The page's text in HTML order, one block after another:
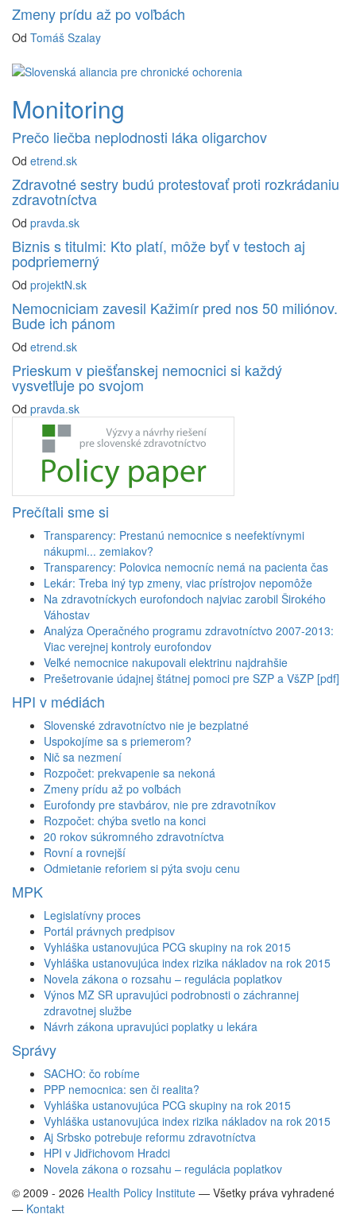
Zmeny prídu až po voľbách
Od Tomáš Szalay
Monitoring
Prečo liečba neplodnosti láka oligarchov
Od etrend.sk
Zdravotné sestry budú protestovať proti rozkrádaniu
zdravotníctva
Od pravda.sk
Biznis s titulmi: Kto platí, môže byť v testoch aj
podpriemerný
Od projektN.sk
Nemocniciam zavesil Kažimír pred nos 50 miliónov.
Bude ich pánom
Od etrend.sk
Prieskum v piešťanskej nemocnici si každý
vysvetľuje po svojom
Od pravda.sk
Prečítali sme si
Transparency: Prestanú nemocnice s neefektívnymi
nákupmi... zemiakov?
Transparency: Polovica nemocníc nemá na pacienta čas
Lekár: Treba iný typ zmeny, viac prístrojov nepomôže
Na zdravotníckych eurofondoch najviac zarobil Širokého
Váhostav
Analýza Operačného programu zdravotníctvo 2007-2013:
Viac verejnej kontroly eurofondov
Veľké nemocnice nakupovali elektrinu najdrahšie
Prešetrovanie údajnej štátnej pomoci pre SZP a VšZP [pdf]
HPI v médiách
Slovenské zdravotníctvo nie je bezplatné
Uspokojíme sa s priemerom?
Nič sa nezmení
Rozpočet: prekvapenie sa nekoná
Zmeny prídu až po voľbách
Eurofondy pre stavbárov, nie pre zdravotníkov
Rozpočet: chýba svetlo na konci
20 rokov súkromného zdravotníctva
Rovní a rovnejší
Odmietanie reforiem si pýta svoju cenu
MPK
Legislatívny proces
Portál právnych predpisov
Vyhláška ustanovujúca PCG skupiny na rok 2015
Vyhláška ustanovujúca index rizika nákladov na rok 2015
Novela zákona o rozsahu – regulácia poplatkov
Výnos MZ SR upravujúci podrobnosti o záchrannej
zdravotnej službe
Návrh zákona upravujúci poplatky u lekára
Správy
SACHO: čo robíme
PPP nemocnica: sen či realita?
Vyhláška ustanovujúca PCG skupiny na rok 2015
Vyhláška ustanovujúca index rizika nákladov na rok 2015
Aj Srbsko potrebuje reformu zdravotníctva
HPI v Jidřichovom Hradci
Novela zákona o rozsahu – regulácia poplatkov
© 2009 - 2026 Health Policy Institute — Všetky práva vyhradené
— Kontakt